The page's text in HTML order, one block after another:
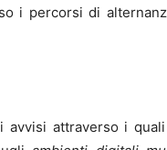
i percorsi di
attraverso i